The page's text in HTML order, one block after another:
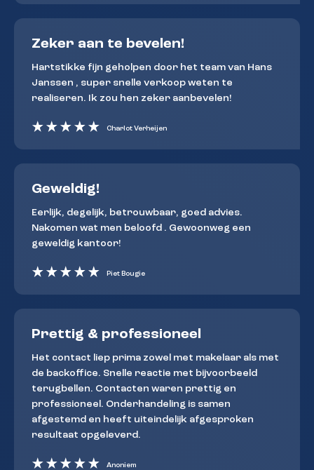
Zeker aan te bevelen!
Hartstikke fijn geholpen door het team van Hans
Janssen , super snelle verkoop weten te
realiseren. Ik zou hen zeker aanbevelen!
Charlot Verheijen
Geweldig!
Eerlijk, degelijk, betrouwbaar, goed advies.
Nakomen wat men beloofd . Gewoonweg een
geweldig kantoor!
Piet Bougie
Prettig & professioneel
Het contact liep prima zowel met makelaar als met
de backoffice. Snelle reactie met bijvoorbeeld
terugbellen. Contacten waren prettig en
professioneel. Onderhandeling is samen
afgestemd en heeft uiteindelijk afgesproken
resultaat opgeleverd.
Anoniem